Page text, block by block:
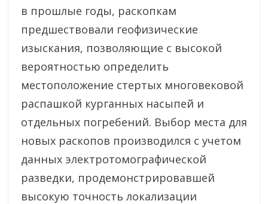
в прошлые годы, раскопкам
предшествовали геофизические
изыскания, позволяющие с высокой
вероятностью определить
местоположение стертых многовековой
распашкой курганных насыпей и
отдельных погребений. Выбор места для
новых раскопов производился с учетом
данных электротомографической
разведки, продемонстрировавшей
высокую точность локализации